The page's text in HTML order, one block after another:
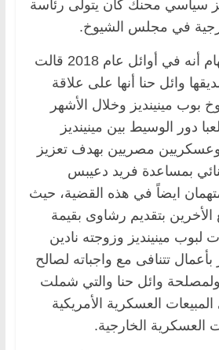
سياسي محنك كان يتولى رئاسة
في مجلس الشيوخ.
وجاء في لائحة الاتهام أنه في أوائل عام 2018 قالت
وائل حنا أنها على علاقة
مينينديز وخلال الأشهر
دور الوسيط بين مينينديز
مصريين بهدف تعزيز
بمساعدة فريد دعيبس
ايضاً في هذه القضية، حيث
الأخرين بتقديم رشاوى بقيمة
لبوب مينينديز وزوجته نادين
بأعمال تتنافى مع واجباته لصالح
وائل حنا والتي شملت
العسكرية الأمريكية
العسكرية الخارجية.